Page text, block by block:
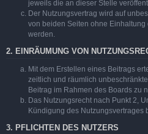
jeweils die an dieser Stelle
Der Nutzungsvertrag wird auf
von beiden Seiten ohne
werden.
2. EINRÄUMUNG VON
Mit dem Erstellen eines Beitrags
zeitlich und räumlich
Beitrag im Rahmen des Boards zu
Das Nutzungsrecht nach Punkt 2,
Kündigung des Nutzungsvertrages
3. PFLICHTEN DES NUTZERS